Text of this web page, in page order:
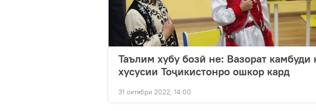
Таълим хубу бозӣ не: Вазорат камбуди
хусусии Тоҷикистонро ошкор кард
31 октябри 2022, 14:00